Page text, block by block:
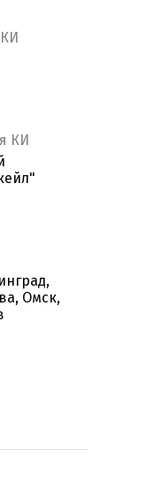
КИ
Омск,